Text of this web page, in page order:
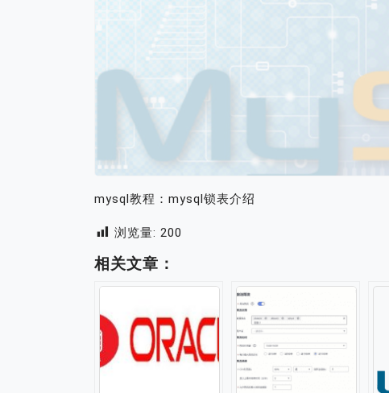
mysql教程：mysql锁表介绍
浏览量: 200
相关文章：